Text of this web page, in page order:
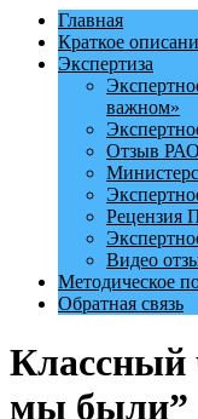
Главная
Краткое
Экспертиза
важном»
Отзыв
Рецензия
Видео
Методическое
Обратная связь
Классный
мы были”